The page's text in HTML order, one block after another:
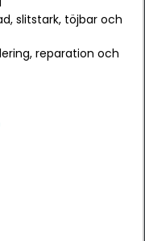
slitstark, töjbar och
reparation och